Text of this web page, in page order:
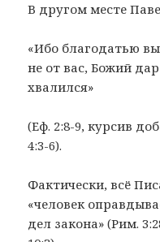
В другом месте
«Ибо благодатью
не от вас, Божий
хвалился»
(Еф. 2:8-9, курсив
4:3-6).
Фактически, всё
«человек
дел закона» (Рим.